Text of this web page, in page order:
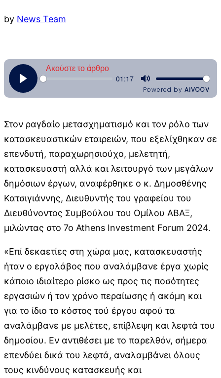
by News Team
Στον ραγδαίο μετασχηματισμό και τον ρόλο των
κατασκευαστικών εταιρειών, που εξελίχθηκαν σε
επενδυτή, παραχωρησιούχο, μελετητή,
κατασκευαστή αλλά και λειτουργό των μεγάλων
δημόσιων έργων, αναφέρθηκε ο κ. Δημοσθένης
Κατσιγιάννης, Διευθυντής του γραφείου του
Διευθύνοντος Συμβούλου του Ομίλου ΑΒΑΞ,
μιλώντας στο 7ο Athens Investment Forum 2024.
«Επί δεκαετίες στη χώρα μας, κατασκευαστής
ήταν ο εργολάβος που αναλάμβανε έργα χωρίς
κάποιο ιδιαίτερο ρίσκο ως προς τις ποσότητες
εργασιών ή τον χρόνο περαίωσης ή ακόμη και
για το ίδιο το κόστος τού έργου αφού τα
αναλάμβανε με μελέτες, επίβλεψη και λεφτά του
δημοσίου. Εν αντιθέσει με το παρελθόν, σήμερα
επενδύει δικά του λεφτά, αναλαμβάνει όλους
τους κινδύνους κατασκευής και